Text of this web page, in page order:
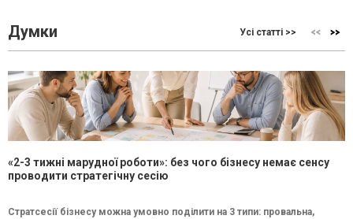
Думки Усі статті >>
«2-3 тижні марудної роботи»: без чого бізнесу немає сенсу
проводити стратегічну сесію
Стратсесії бізнесу можна умовно поділити на 3 типи: провальна,